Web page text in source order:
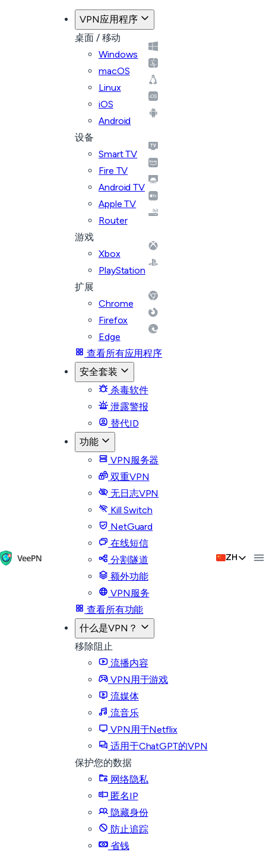
VPN应用程序
桌面 / 移动
Windows
macOS
Linux
iOS
Android
设备
Smart TV
Fire TV
Android TV
Apple TV
Router
游戏
Xbox
PlayStation
扩展
Chrome
Firefox
Edge
查看所有应用程序
安全套装
杀毒软件
泄露警报
替代ID
功能
VPN服务器
双重VPN
无日志VPN
Kill Switch
NetGuard
在线短信
分割隧道
额外功能
VPN服务
查看所有功能
什么是VPN？
移除阻止
流播内容
VPN用于游戏
流媒体
流音乐
VPN用于Netflix
适用于ChatGPT的VPN
保护您的数据
网络隐私
匿名IP
隐藏身份
防止追踪
省钱
ZH